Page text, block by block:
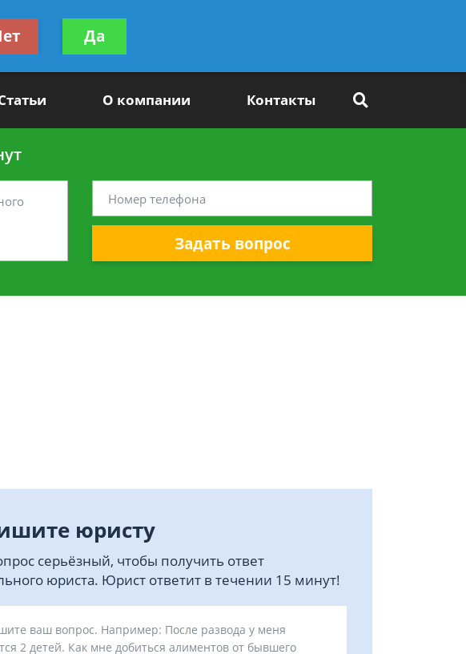
Получите консультацию
бесплатно
О компании Контакты
Задать вопрос
юристу
серьёзный, чтобы получить ответ
юриста. Юрист ответит в течении 15 минут!
Да